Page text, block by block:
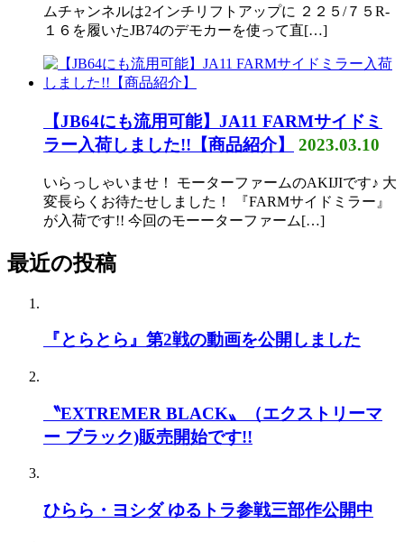
ムチャンネルは2インチリフトアップに ２２５/７５R-
１６を履いたJB74のデモカーを使って直[…]
【JB64にも流用可能】JA11 FARMサイドミ
ラー入荷しました!!【商品紹介】
2023.03.10
いらっしゃいませ！ モーターファームのAKIJIです♪ 大
変長らくお待たせしました！ 『FARMサイドミラー』
が入荷です!! 今回のモーーターファーム[…]
最近の投稿
『とらとら』第2戦の動画を公開しました
〝EXTREMER BLACK〟（エクストリーマ
ー ブラック)販売開始です!!
ひらら・ヨシダ ゆるトラ参戦三部作公開中